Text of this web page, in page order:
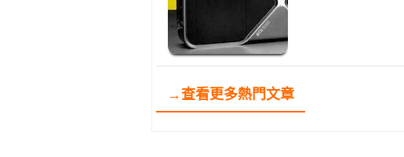
→查看更多熱門文章